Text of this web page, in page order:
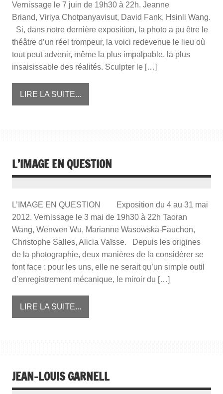
Vernissage le 7 juin de 19h30 à 22h. Jeanne
Briand, Viriya Chotpanyavisut, David Fank, Hsinli Wang.
Si, dans notre dernière exposition, la photo a pu être le
théâtre d’un réel trompeur, la voici redevenue le lieu où
tout peut advenir, même la plus impalpable, la plus
insaisissable des réalités. Sculpter le […]
LIRE LA SUITE...
L’IMAGE EN QUESTION
L’IMAGE EN QUESTION Exposition du 4 au 31 mai
2012. Vernissage le 3 mai de 19h30 à 22h Taoran
Wang, Wenwen Wu, Marianne Wasowska-Fauchon,
Christophe Salles, Alicia Vaïsse. Depuis les origines
de la photographie, deux manières de la considérer se
font face : pour les uns, elle ne serait qu’un simple outil
d’enregistrement mécanique, le miroir du […]
LIRE LA SUITE...
JEAN-LOUIS GARNELL